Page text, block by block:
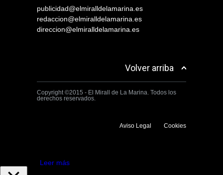
publicidad@elmiralldelamarina.es
redaccion@elmiralldelamarina.es
direccion@elmiralldelamarina.es
Volver arriba
Copyright ©2015 - El Mirall de La Marina. Todos los
derechos reservados.
Aviso Legal Cookies
Leer más